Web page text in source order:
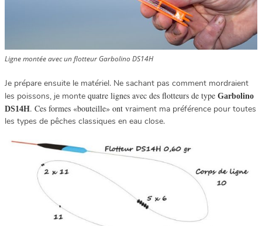
Ligne montée avec un flotteur Garbolino DS14H
Je prépare ensuite le matériel. Ne sachant pas comment mordraient
les poissons, je monte quatre lignes avec des flotteurs de type Garbolino
DS14H. Ces formes «bouteille» ont vraiment ma préférence pour toutes
les types de pêches classiques en eau close.